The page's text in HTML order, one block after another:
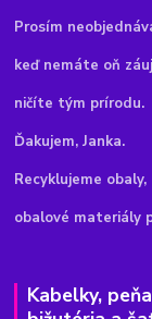
Prosím
keď nemáte oň
ničíte tým prírodu.
Ďakujem, Janka.
Recyklujeme obaly,
obalové materiály
Kabelky,